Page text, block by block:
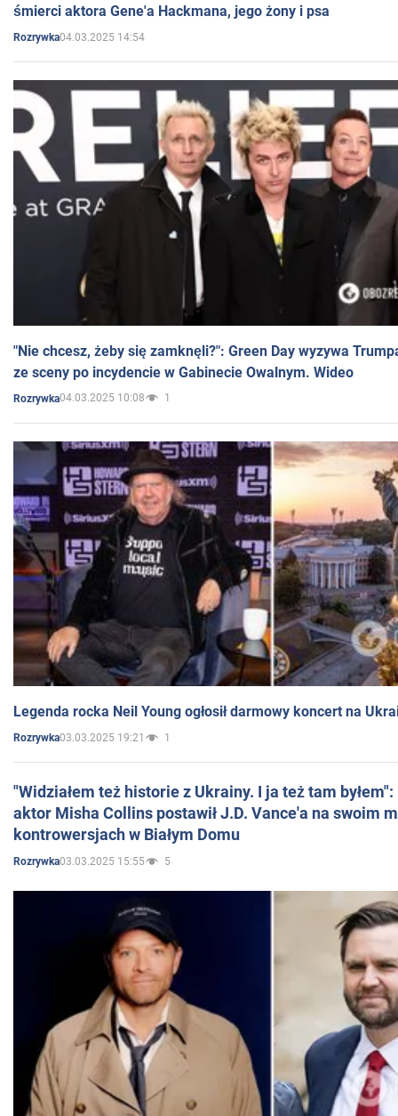
śmierci aktora Gene'a Hackmana, jego żony i psa
Rozrywka04.03.2025 14:54
"Nie chcesz, żeby się zamknęli?": Green Day wyzywa
ze sceny po incydencie w Gabinecie Owalnym. Wideo
Rozrywka04.03.2025 10:08 1
Legenda rocka Neil Young ogłosił darmowy koncert na
Rozrywka03.03.2025 19:21 1
"Widziałem też historie z Ukrainy. I ja też tam
aktor Misha Collins postawił J.D. Vance'a na swoim
kontrowersjach w Białym Domu
Rozrywka03.03.2025 15:55 5